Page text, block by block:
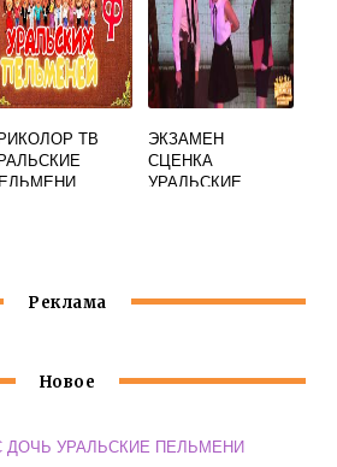
ТВ
ЭКЗАМЕН
СЦЕНКА
УРАЛЬСКИЕ
Реклама
Новое
ДОЧЬ УРАЛЬСКИЕ ПЕЛЬМЕНИ